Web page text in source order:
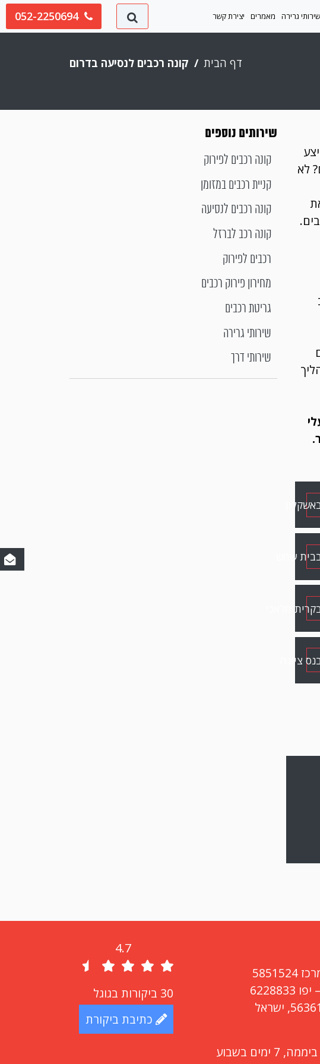
שירותי גרירה מאמרים יצירת קשר 052-2250694
דף הבית קונה רכבים לנסיעה בדרום
לא
שמש
מלאכי
ציונה
שירותים נוספים
קונה רכבים לפירוק
קניית רכבים במזומן
קונה רכבים לנסיעה
קונה רכב לברזל
רכבים לפירוק
מחירון פירוק רכבים
גריטת רכבים
שירותי גרירה
שירותי דרך
4.7
30 ביקורות בגוגל
כתיבת ביקורת